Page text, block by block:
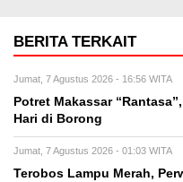
BERITA TERKAIT
Jumat, 7 Agustus 2026 - 16:56 WITA
Potret Makassar
Hari di Borong
Jumat, 7 Agustus 2026 - 01:03 WITA
Terobos Lampu Merah,